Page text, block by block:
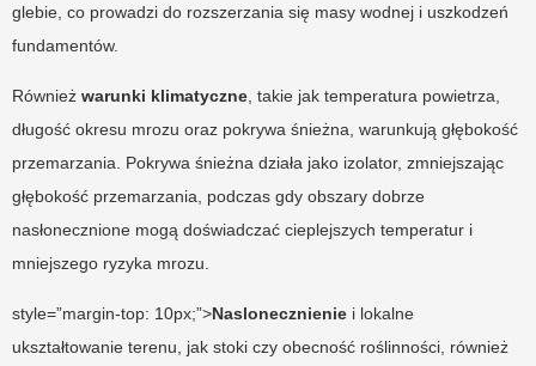
glebie, co prowadzi do rozszerzania się masy wodnej i uszkodzeń
fundamentów.
Również warunki klimatyczne , takie jak temperatura powietrza,
długość okresu mrozu oraz pokrywa śnieżna, warunkują głębokość
przemarzania. Pokrywa śnieżna działa jako izolator, zmniejszając
głębokość przemarzania, podczas gdy obszary dobrze
nasłonecznione mogą doświadczać cieplejszych temperatur i
mniejszego ryzyka mrozu.
style=”margin-top: 10px;”>Naslonecznienie i lokalne
ukształtowanie terenu, jak stoki czy obecność roślinności, również